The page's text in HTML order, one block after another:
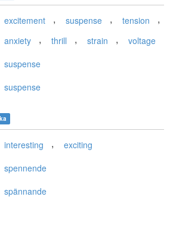
excitement , suspense , tension ,
anxiety , thrill , strain , voltage
suspense
suspense
interesting , exciting
spennende
spännande